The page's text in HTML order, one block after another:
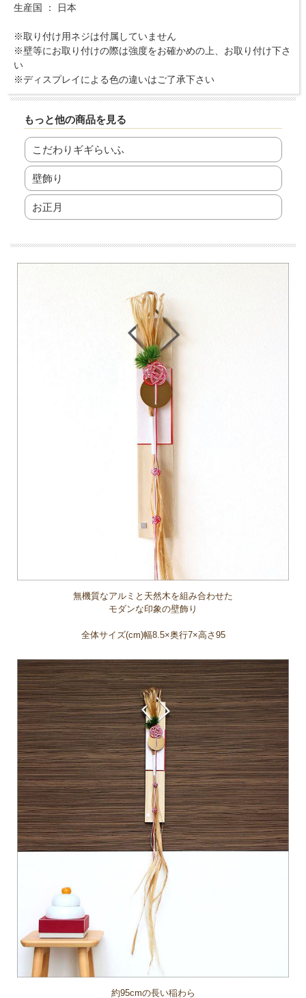
生産国 ： 日本
※取り付け用ネジは付属していません
※壁等にお取り付けの際は強度をお確かめの上、お取り付け下さ
い
※ディスプレイによる色の違いはご了承下さい
もっと他の商品を見る
こだわりギギらいふ
壁飾り
お正月
無機質なアルミと天然木を組み合わせた
モダンな印象の壁飾り
全体サイズ(cm)幅8.5×奥行7×高さ95
約95cmの長い稲わら